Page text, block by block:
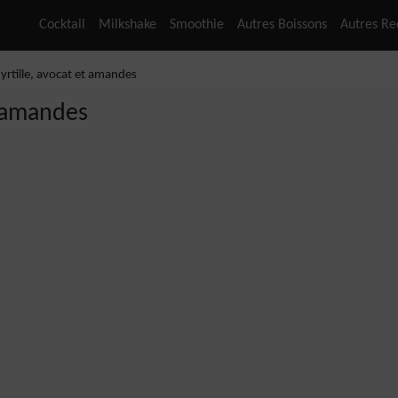
Cocktail Milkshake Smoothie Autres Boissons Autres
avocat et amandes